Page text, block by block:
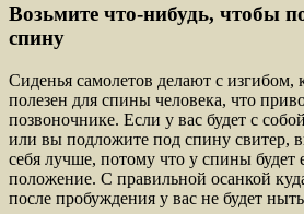
Возьмите что-нибудь, чтобы
спину
Сиденья самолетов делают с
полезен для спины человека, что
позвоночнике. Если у вас будет с
или вы подложите под спину свитер,
себя лучше, потому что у спины будет
положение. С правильной осанкой
после пробуждения у вас не будет